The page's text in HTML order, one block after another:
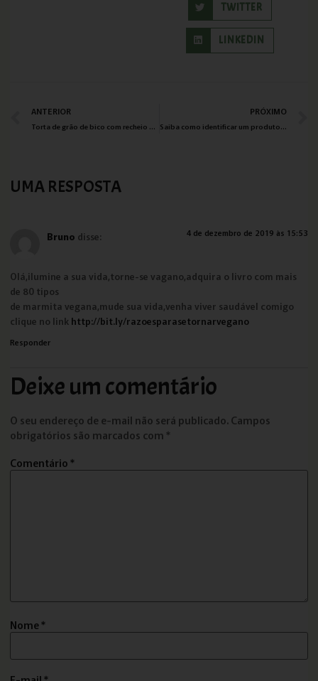
TWITTER
LINKEDIN
ANTERIOR
Torta de grão de bico com recheio de guacamole
PRÓXIMO
Saiba como identificar um produto vegano pela embalagem
UMA RESPOSTA
Bruno disse: 4 de dezembro de 2019 às 15:53
Olá,ilumine a sua vida,torne-se vagano,adquira o livro com mais
de 80 tipos
de marmita vegana,mude sua vida,venha viver saudável comigo
clique no link http://bit.ly/razoesparasetornarvegano
Responder
Deixe um comentário
O seu endereço de e-mail não será publicado.Campos
obrigatórios são marcados com *
Comentário*
Nome*